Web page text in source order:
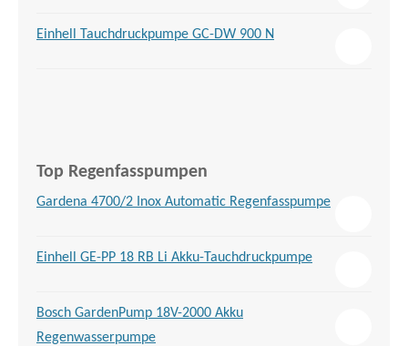
Einhell Tauchdruckpumpe GC-DW 900 N
Top Regenfasspumpen
Gardena 4700/2 Inox Automatic Regenfasspumpe
Einhell GE-PP 18 RB Li Akku-Tauchdruckpumpe
Bosch GardenPump 18V-2000 Akku
Regenwasserpumpe